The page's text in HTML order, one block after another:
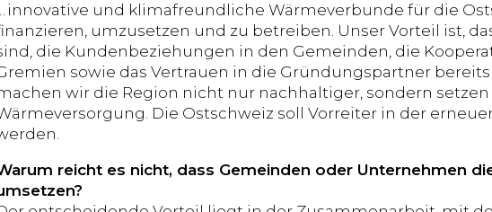
innovative und klimafreundliche Wärmeverbunde für die
umzusetzen und zu betreiben. Unser Vorteil ist,
die Kundenbeziehungen in den Gemeinden, die
sowie das Vertrauen in die Gründungspartner
wir die Region nicht nur nachhaltiger, sondern
Die Ostschweiz soll Vorreiter in der
reicht es nicht, dass Gemeinden oder Unternehmen